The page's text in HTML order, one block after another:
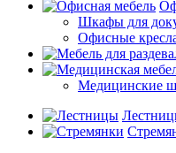
Шкафы для
Офисные
Медицинские